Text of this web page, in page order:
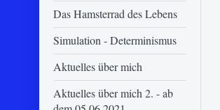
Das Hamsterrad des Lebens
Simulation - Determinismus
Aktuelles über mich
Aktuelles über mich 2. - ab